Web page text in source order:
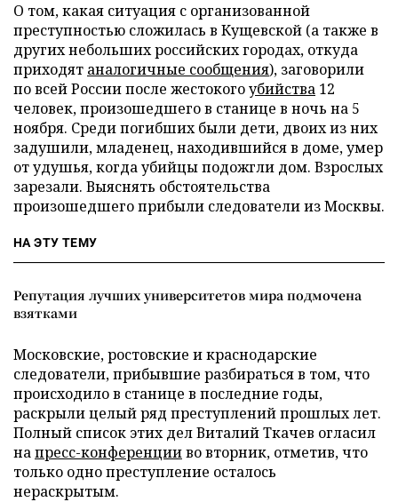
О том, какая ситуация с организованной
преступностью сложилась в Кущевской (а также в
других небольших российских городах, откуда
приходят аналогичные сообщения), заговорили
по всей России после жестокогоубийства 12
человек, произошедшего в станице в ночь на 5
ноября. Среди погибших были дети, двоих из них
задушили, младенец, находившийся в доме, умер
от удушья, когда убийцы подожгли дом. Взрослых
зарезали. Выяснять обстоятельства
произошедшего прибыли следователи из Москвы.
НА ЭТУ ТЕМУ
Репутация лучших университетов мира подмочена
взятками
Московские, ростовские и краснодарские
следователи, прибывшие разбираться в том, что
происходило в станице в последние годы,
раскрыли целый ряд преступлений прошлых лет.
Полный список этих дел Виталий Ткачев огласил
напресс-конференцииво вторник, отметив, что
только одно преступление осталось
нераскрытым.